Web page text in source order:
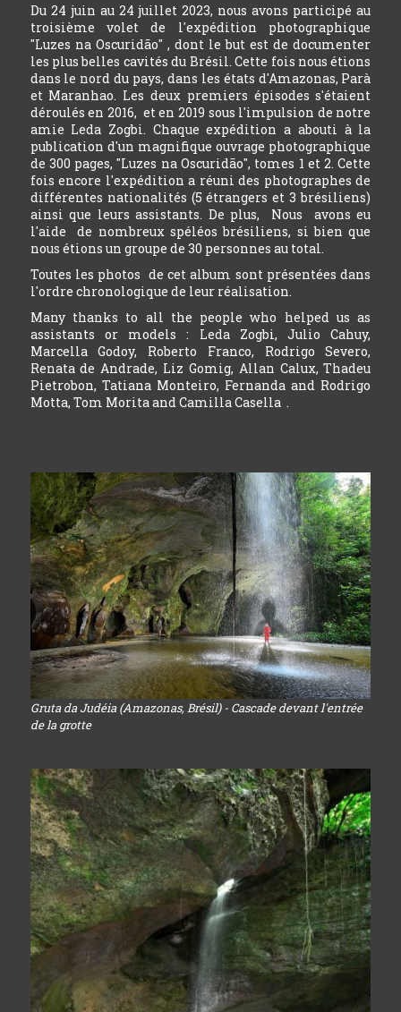
Du 24 juin au 24 juillet 2023, nous avons participé au
troisième volet de l'expédition photographique
"Luzes na Oscuridão" , dont le but est de documenter
les plus belles cavités du Brésil. Cette fois nous étions
dans le nord du pays, dans les états d'Amazonas, Parà
et Maranhao. Les deux premiers épisodes s'étaient
déroulés en 2016, et en 2019 sous l'impulsion de notre
amie Leda Zogbi. Chaque expédition a abouti à la
publication d'un magnifique ouvrage photographique
de 300 pages, "Luzes na Oscuridão", tomes 1 et 2. Cette
fois encore l'expédition a réuni des photographes de
différentes nationalités (5 étrangers et 3 brésiliens)
ainsi que leurs assistants. De plus, Nous avons eu
l'aide de nombreux spéléos brésiliens, si bien que
nous étions un groupe de 30 personnes au total.
Toutes les photos de cet album sont présentées dans
l'ordre chronologique de leur réalisation.
Many thanks to all the people who helped us as
assistants or models : Leda Zogbi, Julio Cahuy,
Marcella Godoy, Roberto Franco, Rodrigo Severo,
Renata de Andrade, Liz Gomig, Allan Calux, Thadeu
Pietrobon, Tatiana Monteiro, Fernanda and Rodrigo
Motta, Tom Morita and Camilla Casella .
Gruta da Judéia (Amazonas, Brésil) - Cascade devant l'entrée
de la grotte